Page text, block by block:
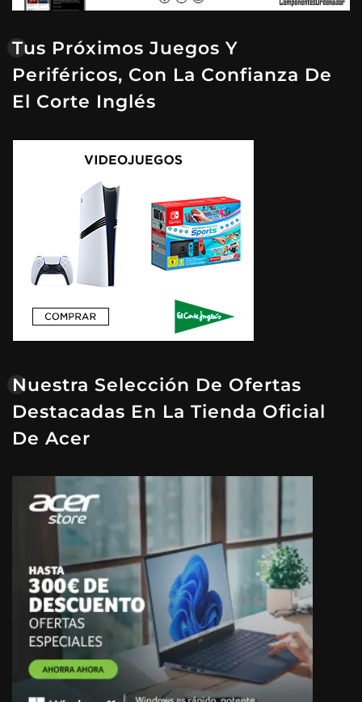
Tus Próximos Juegos Y
Periféricos, Con La Confianza De
El Corte Inglés
Nuestra Selección De Ofertas
Destacadas En La Tienda Oficial
De Acer